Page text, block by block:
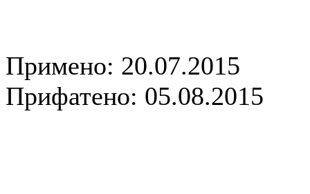
Примено: 20.07.2015
Прифатено: 05.08.2015